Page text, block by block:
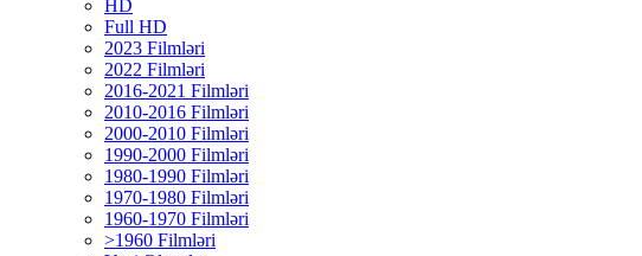
HD
Full HD
2023 Filmləri
2022 Filmləri
2016-2021 Filmləri
2010-2016 Filmləri
2000-2010 Filmləri
1990-2000 Filmləri
1980-1990 Filmləri
1970-1980 Filmləri
1960-1970 Filmləri
>1960 Filmləri